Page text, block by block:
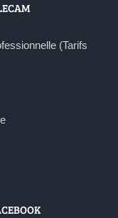
(Tarifs